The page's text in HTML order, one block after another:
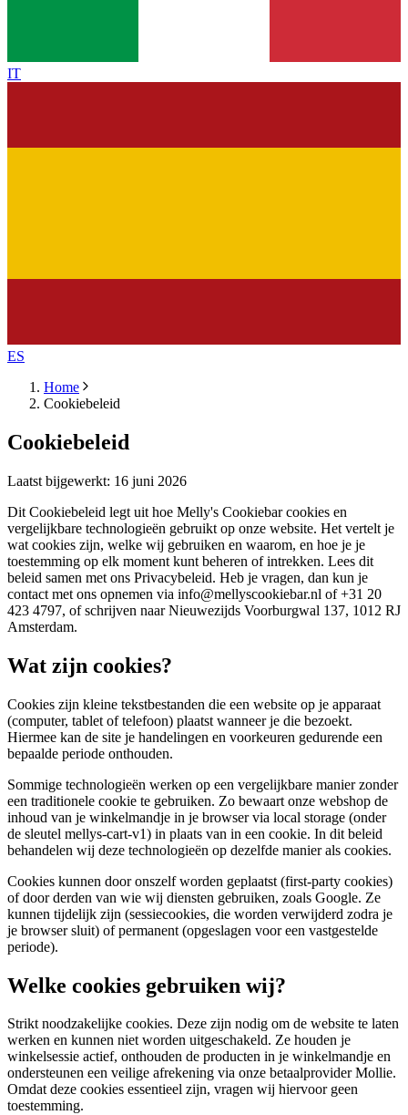
IT
ES
Home
Cookiebeleid
Cookiebeleid
Laatst bijgewerkt: 16 juni 2026
Dit Cookiebeleid legt uit hoe Melly's Cookiebar cookies en
vergelijkbare technologieën gebruikt op onze website. Het vertelt je
wat cookies zijn, welke wij gebruiken en waarom, en hoe je je
toestemming op elk moment kunt beheren of intrekken. Lees dit
beleid samen met ons Privacybeleid. Heb je vragen, dan kun je
contact met ons opnemen via info@mellyscookiebar.nl of +31 20
423 4797, of schrijven naar Nieuwezijds Voorburgwal 137, 1012 RJ
Amsterdam.
Wat zijn cookies?
Cookies zijn kleine tekstbestanden die een website op je apparaat
(computer, tablet of telefoon) plaatst wanneer je die bezoekt.
Hiermee kan de site je handelingen en voorkeuren gedurende een
bepaalde periode onthouden.
Sommige technologieën werken op een vergelijkbare manier zonder
een traditionele cookie te gebruiken. Zo bewaart onze webshop de
inhoud van je winkelmandje in je browser via local storage (onder
de sleutel mellys-cart-v1) in plaats van in een cookie. In dit beleid
behandelen wij deze technologieën op dezelfde manier als cookies.
Cookies kunnen door onszelf worden geplaatst (first-party cookies)
of door derden van wie wij diensten gebruiken, zoals Google. Ze
kunnen tijdelijk zijn (sessiecookies, die worden verwijderd zodra je
je browser sluit) of permanent (opgeslagen voor een vastgestelde
periode).
Welke cookies gebruiken wij?
Strikt noodzakelijke cookies. Deze zijn nodig om de website te laten
werken en kunnen niet worden uitgeschakeld. Ze houden je
winkelsessie actief, onthouden de producten in je winkelmandje en
ondersteunen een veilige afrekening via onze betaalprovider Mollie.
Omdat deze cookies essentieel zijn, vragen wij hiervoor geen
toestemming.